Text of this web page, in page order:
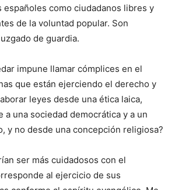
españoles como ciudadanos libres y
de la voluntad popular. Son
de guardia.
impune llamar cómplices en el
que están ejerciendo el derecho y
leyes desde una ética laica,
a una sociedad democrática y a un
y no desde una concepción religiosa?
ser más cuidadosos con el
al ejercicio de sus